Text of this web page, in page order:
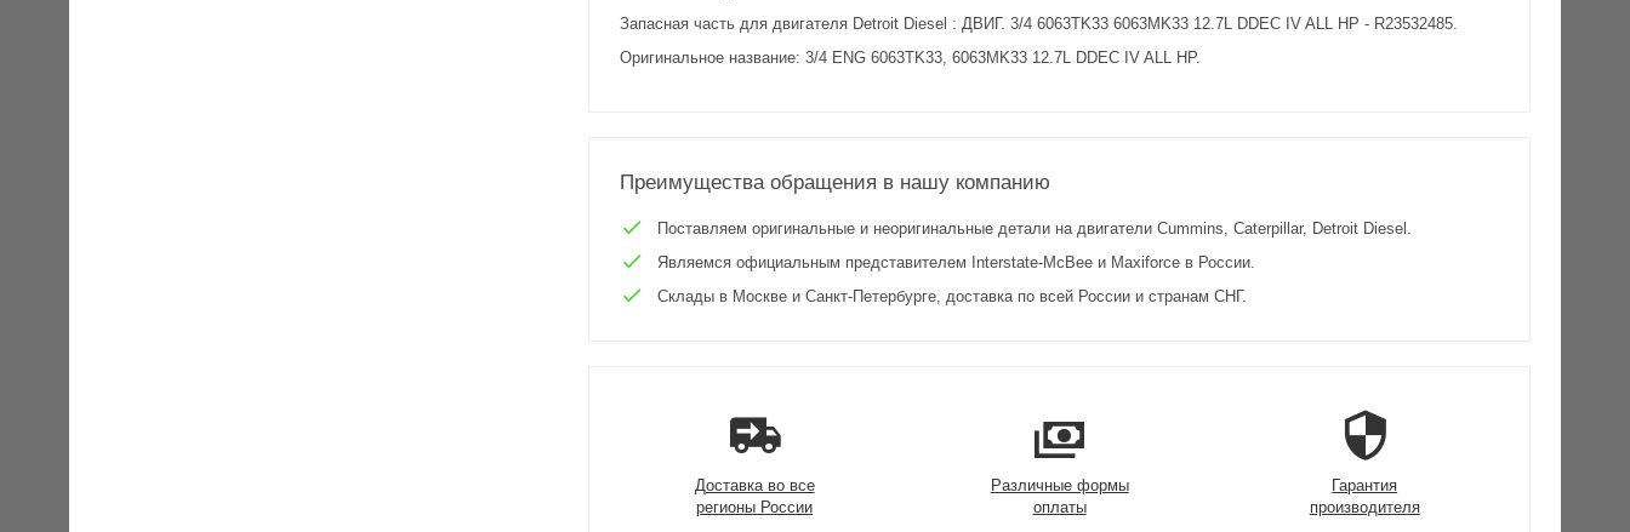
Запасная часть для двигателя Detroit Diesel : ДВИГ. 3/4 6063TK33 6063MK33 12.7L DDEC IV ALL HP - R23532485.
Оригинальное название: 3/4 ENG 6063TK33, 6063MK33 12.7L DDEC IV ALL HP.
Преимущества обращения в нашу компанию
Поставляем оригинальные и неоригинальные детали на двигатели Cummins, Caterpillar, Detroit Diesel.
Являемся официальным представителем Interstate-McBee и Maxiforce в России.
Склады в Москве и Санкт-Петербурге, доставка по всей России и странам СНГ.
Доставка во все
регионы России
Различные формы
оплаты
Гарантия
производителя